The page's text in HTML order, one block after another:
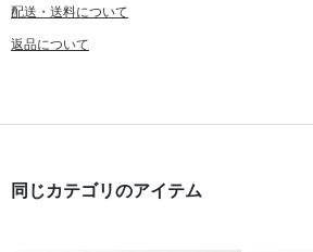
配送・送料について
返品について
同じカテゴリのアイテム